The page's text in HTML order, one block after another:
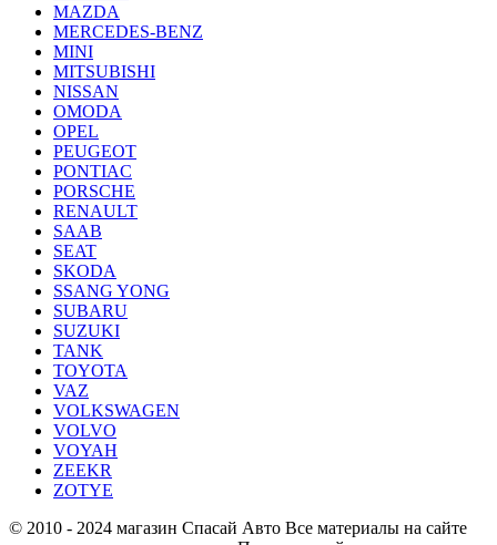
MAZDA
MERCEDES-BENZ
MINI
MITSUBISHI
NISSAN
OMODA
OPEL
PEUGEOT
PONTIAC
PORSCHE
RENAULT
SAAB
SEAT
SKODA
SSANG YONG
SUBARU
SUZUKI
TANK
TOYOTA
VAZ
VOLKSWAGEN
VOLVO
VOYAH
ZEEKR
ZOTYE
© 2010 - 2024 магазин Спасай Авто Все материалы на сайте